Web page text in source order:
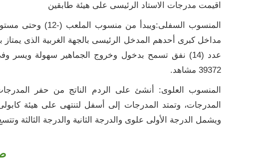
اقيمت مدرجات الاستاد الرئيسى على هيئة طابقين
المنسوب
مداخل كبرى أحدهم المدخل الرئيسى بالجهة الغربية الذى
عدد (14) نفق تسمح بدخول وخروج الجماهير سهولة
39372 مشاهد.
المنسوب العلوى: أنشئ على الردم الناتج من حفر
المدرجات، وتمتد المدرجات إلى أسفل لتنتهى على هيئة
ويشمل الدرجة الأولى علوى والدرجة الثانية والدرجة الثالثة وتتسع لحوالى